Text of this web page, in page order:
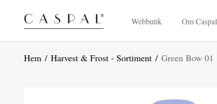
Webbutik Om Caspal
Hem / Harvest & Frost - Sortiment / Green Bow 01